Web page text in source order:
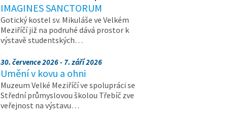
IMAGINES SANCTORUM
Gotický kostel sv. Mikuláše ve Velkém
Meziříčí již na podruhé dává prostor k
výstavě studentských…
30. července 2026 - 7. září 2026
Umění v kovu a ohni
Muzeum Velké Meziříčí ve spolupráci se
Střední průmyslovou školou Třebíč zve
veřejnost na výstavu…